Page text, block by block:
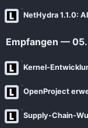
Linux Umsteiger Kanal
Soeren-Hentzschel.at
VNotes
MichlFranken
OSB Alliance
Pro-Linux News
NetHydra 1.1.0:
Empfangen —
OpenProject
Supply-Chain-